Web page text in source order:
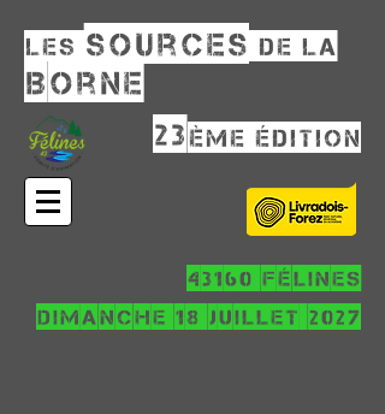
Les sources de la
Borne
23ème édition
43160 Félines
dimanche 18 juillet 2027